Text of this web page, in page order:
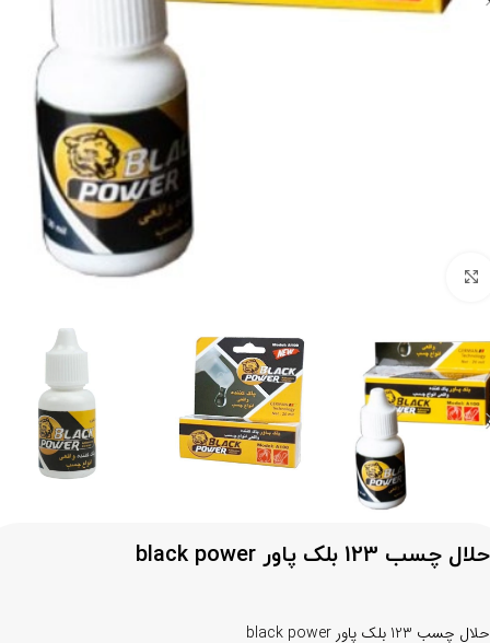
حلال چسب 123 بلک پاور black power
حلال چسب 123 بلک پاور black power